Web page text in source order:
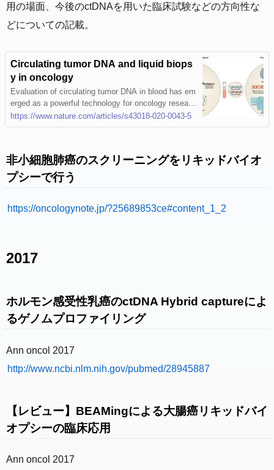
用の場面、今後のctDNAを用いた臨床試験などの方向性な
どについての記載。
Circulating tumor DNA and liquid biops
y in oncology
Evaluation of circulating tumor DNA in blood has em
erged as a powerful technology for oncology researc
h. Lillian Siu and colleagues review the potential app
lications of liquid biopsy, highlighting clinical-trial de
https://www.nature.com/articles/s43018-020-0043-5
非小細胞肺癌のスクリーニングをリキッドバイオ
プシーで行う
https://oncologynote.jp/?25689853ce#content_1_2
2017
ホルモン感受性乳癌のctDNA Hybrid captureによ
るゲノムプロファイリング
Ann oncol 2017
http://www.ncbi.nlm.nih.gov/pubmed/28945887
【レビュー】BEAMingによる大腸癌リキッドバイ
オプシーの臨床応用
Ann oncol 2017